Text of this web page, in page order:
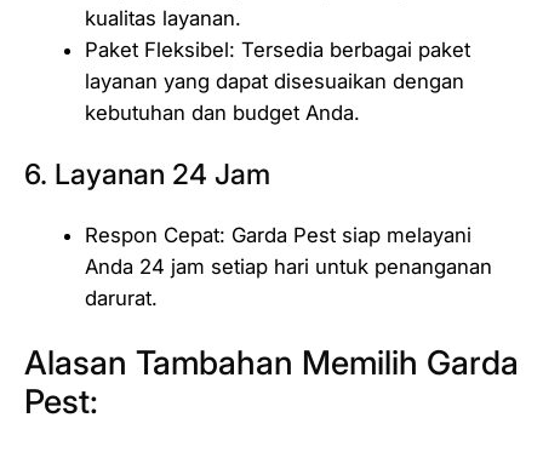
kualitas layanan.
Paket Fleksibel: Tersedia berbagai paket
layanan yang dapat disesuaikan dengan
kebutuhan dan budget Anda.
6. Layanan 24 Jam
Respon Cepat: Garda Pest siap melayani
Anda 24 jam setiap hari untuk penanganan
darurat.
Alasan Tambahan Memilih Garda
Pest: